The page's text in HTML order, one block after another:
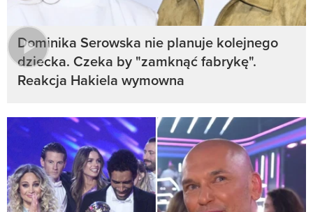
Dominika Serowska nie planuje kolejnego
dziecka. Czeka by "zamknąć fabrykę".
Reakcja Hakiela wymowna